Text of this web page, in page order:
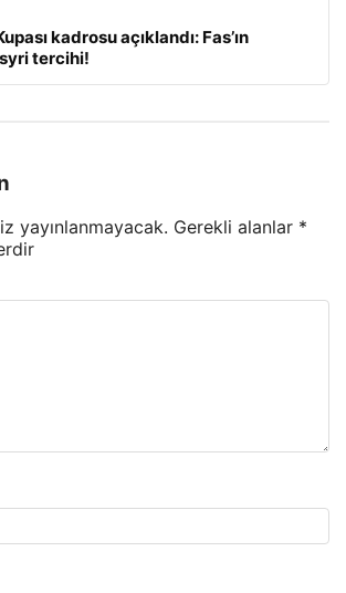
kadrosu açıklandı: Fas’ın
tercihi!
yayınlanmayacak. Gerekli alanlar *